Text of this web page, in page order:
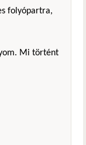
folyópartra,
Mi történt